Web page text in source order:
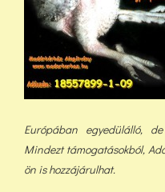
Európában egyedülálló,
Mindezt támogatásokból,
ön is hozzájárulhat.